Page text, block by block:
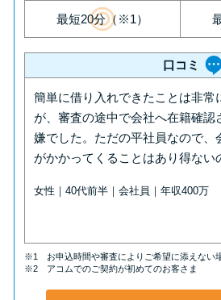
年収が低い＆
落ちる？バン
を分析
みずほ銀行カ
せ方法
最短20分（※1）
口コミ
簡単に借り入れできたことは非常
が、審査の途中で会社へ在籍確認
嫌でした。ただの平社員なので、
がかかってくることはあり得な
女性｜40代前半｜会社員｜年収400万
※1 お申込時間や審査によりご希望に添えない場
※2 アコムでのご契約が初めてのお客さま